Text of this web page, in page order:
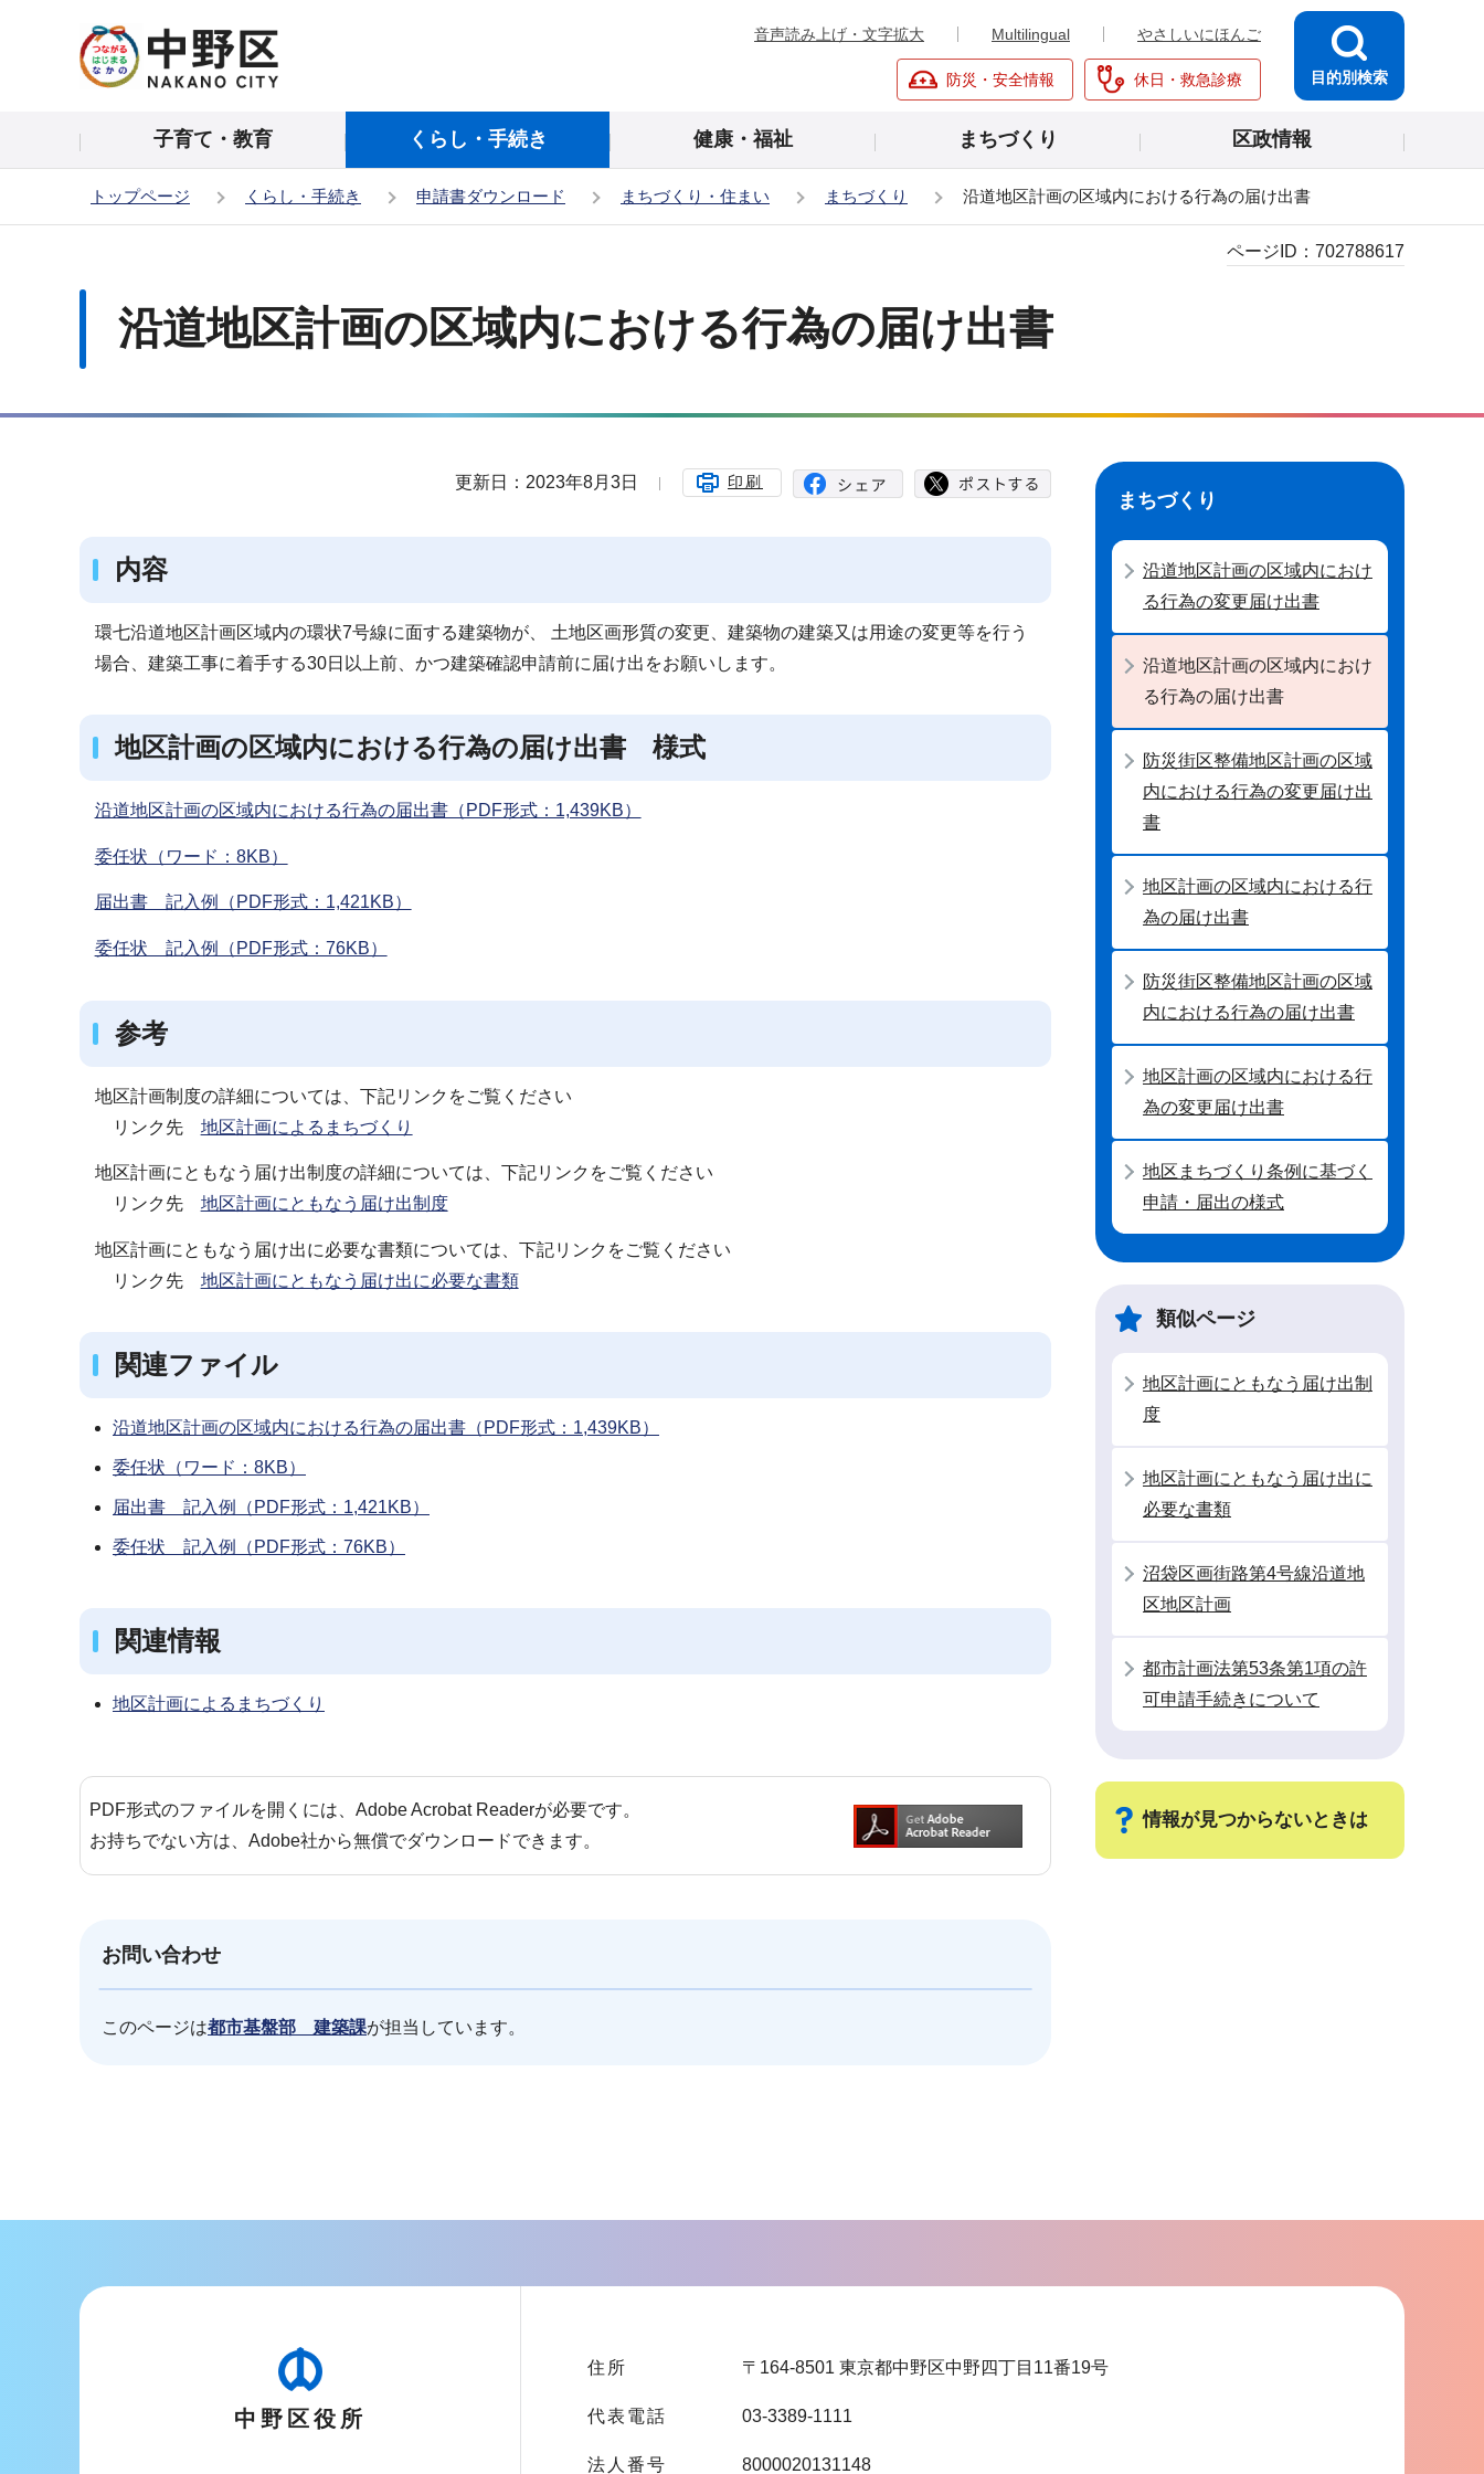
の
頭
音声読み上げ・文字拡大 Multilingual やさしいにほんご
防災・安全情報 休日・救急診療 目的別検索
子育て・教育 くらし・手続き 健康・福祉 まちづくり 区政情報
トップページ くらし・手続き 申請書ダウンロード まちづくり・住まい まちづくり 沿道地区計画の区域内における行為の届け出書
沿道地区計画の区域内における行為の届け出書
ページID： 702788617
更新日：2023年8月3日 印刷
内容
環七沿道地区計画区域内の環状7号線に面する建築物が、 土地区画形質の変更、建築物の建築又は用途の変更等を行う
場合、建築工事に着手する30日以上前、かつ建築確認申請前に届け出をお願いします。
地区計画の区域内における行為の届け出書 様式
沿道地区計画の区域内における行為の届出書（PDF形式：1,439KB）
委任状（ワード：8KB）
届出書 記入例（PDF形式：1,421KB）
委任状 記入例（PDF形式：76KB）
参考
地区計画制度の詳細については、下記リンクをご覧ください
リンク先 地区計画によるまちづくり
地区計画にともなう届け出制度の詳細については、下記リンクをご覧ください
リンク先 地区計画にともなう届け出制度
地区計画にともなう届け出に必要な書類については、下記リンクをご覧ください
リンク先 地区計画にともなう届け出に必要な書類
関連ファイル
沿道地区計画の区域内における行為の届出書（PDF形式：1,439KB）
委任状（ワード：8KB）
届出書 記入例（PDF形式：1,421KB）
委任状 記入例（PDF形式：76KB）
関連情報
地区計画によるまちづくり
PDF形式のファイルを開くには、Adobe Acrobat Readerが必要です。
お持ちでない方は、Adobe社から無償でダウンロードできます。
お問い合わせ
このページは都市基盤部 建築課が担当しています。
こ
ー
シ
こ
か
ら
まちづくり
沿道地区計画の区域内におけ
る行為の変更届け出書
沿道地区計画の区域内におけ
る行為の届け出書
防災街区整備地区計画の区域
内における行為の変更届け出
書
地区計画の区域内における行
為の届け出書
防災街区整備地区計画の区域
内における行為の届け出書
地区計画の区域内における行
為の変更届け出書
地区まちづくり条例に基づく
申請・届出の様式
類似ページ
地区計画にともなう届け出制
度
地区計画にともなう届け出に
必要な書類
沼袋区画街路第4号線沿道地
区地区計画
都市計画法第53条第1項の許
可申請手続きについて
情報が見つからないときは
中野区役所
住所 〒164-8501 東京都中野区中野四丁目11番19号
代表電話 03-3389-1111
法人番号 8000020131148